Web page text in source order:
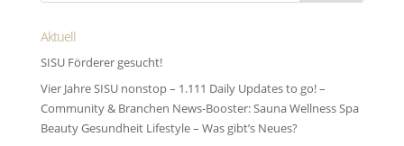
Aktuell
SISU Förderer gesucht!
Vier Jahre SISU nonstop – 1.111 Daily Updates to go! –
Community & Branchen News-Booster: Sauna Wellness Spa
Beauty Gesundheit Lifestyle – Was gibt’s Neues?